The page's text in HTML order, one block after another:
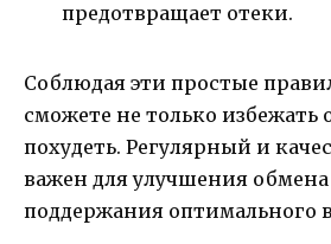
предотвращает отеки.
Соблюдая эти простые
сможете не только избежать
похудеть. Регулярный и
важен для улучшения
поддержания оптимального